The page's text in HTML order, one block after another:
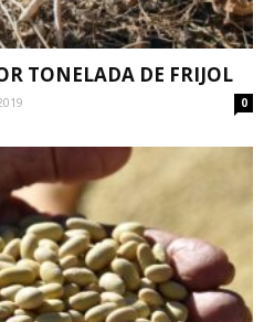
TONELADA DE FRIJOL
0